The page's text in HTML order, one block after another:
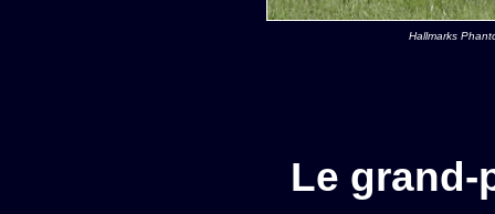
Hallmarks
Le grand-